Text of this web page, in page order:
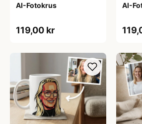
AI-Fotokrus
119,00 kr
AI-